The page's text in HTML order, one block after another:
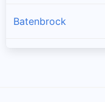
Batenbrock